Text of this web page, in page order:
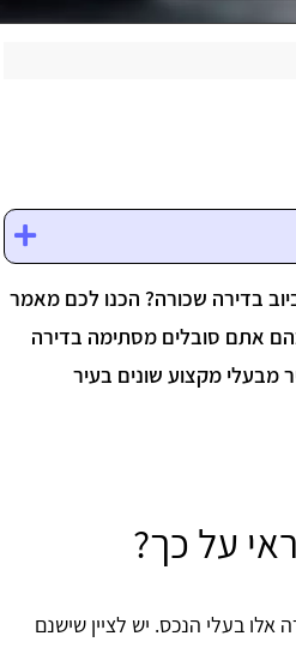
בדירה שכורה? הכנו לכם מאמר
אתם סובלים מסתימה בדירה
מקצוע שונים בעיר
על כך?
בעלי הנכס. יש לציין שישנם